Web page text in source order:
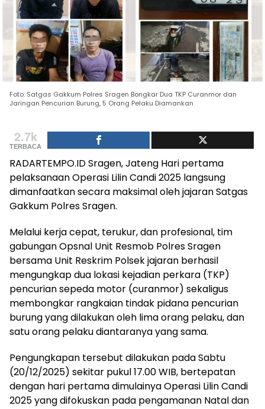
Foto: Satgas Gakkum Polres Sragen Bongkar Dua TKP Curanmor dan
Jaringan Pencurian Burung, 5 Orang Pelaku Diamankan
2.7k
TERBACA
RADARTEMPO.ID Sragen, Jateng Hari pertama
pelaksanaan Operasi Lilin Candi 2025 langsung
dimanfaatkan secara maksimal oleh jajaran Satgas
Gakkum Polres Sragen.
Melalui kerja cepat, terukur, dan profesional, tim
gabungan Opsnal Unit Resmob Polres Sragen
bersama Unit Reskrim Polsek jajaran berhasil
mengungkap dua lokasi kejadian perkara (TKP)
pencurian sepeda motor (curanmor) sekaligus
membongkar rangkaian tindak pidana pencurian
burung yang dilakukan oleh lima orang pelaku, dan
satu orang pelaku diantaranya yang sama.
Pengungkapan tersebut dilakukan pada Sabtu
(20/12/2025) sekitar pukul 17.00 WIB, bertepatan
dengan hari pertama dimulainya Operasi Lilin Candi
2025 yang difokuskan pada pengamanan Natal dan